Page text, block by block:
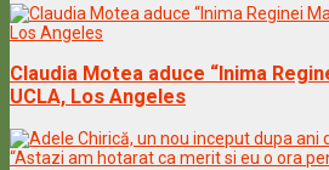
Claudia Motea aduce “Inima
UCLA, Los Angeles